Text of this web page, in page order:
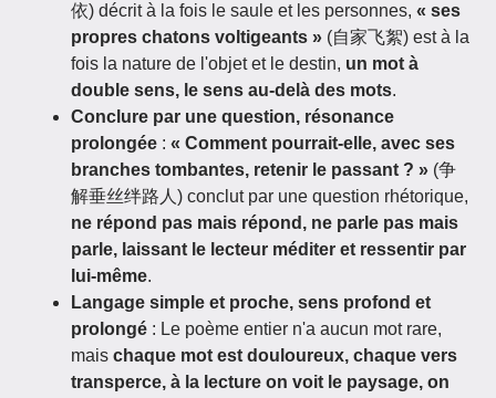
依) décrit à la fois le saule et les personnes, « ses
propres chatons voltigeants » (自家飞絮) est à la
fois la nature de l'objet et le destin, un mot à
double sens, le sens au-delà des mots.
Conclure par une question, résonance
prolongée : « Comment pourrait-elle, avec ses
branches tombantes, retenir le passant ? » (争
解垂丝绊路人) conclut par une question rhétorique,
ne répond pas mais répond, ne parle pas mais
parle, laissant le lecteur méditer et ressentir par
lui-même.
Langage simple et proche, sens profond et
prolongé : Le poème entier n'a aucun mot rare,
mais chaque mot est douloureux, chaque vers
transperce, à la lecture on voit le paysage, on